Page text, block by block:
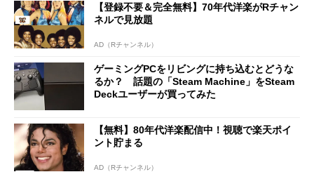
た
【登録不要＆完全無料】70年代洋楽がRチャン
ネルで見放題
AD（Rチャンネル）
ゲーミングPCをリビングに持ち込むとどうな
るか？ 話題の「Steam Machine」をSteam
Deckユーザーが買ってみた
【無料】80年代洋楽配信中！視聴で楽天ポイ
ント貯まる
AD（Rチャンネル）